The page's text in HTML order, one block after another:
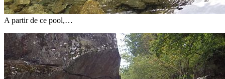
A partir de ce pool,…